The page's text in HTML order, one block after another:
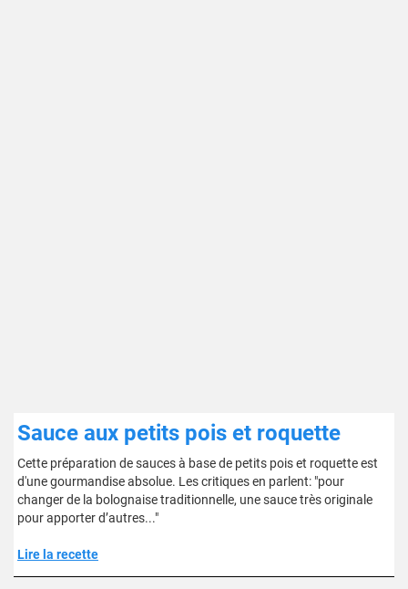
Sauce aux petits pois et roquette
Cette préparation de sauces à base de petits pois et roquette est
d'une gourmandise absolue. Les critiques en parlent: "pour
changer de la bolognaise traditionnelle, une sauce très originale
pour apporter d’autres..."
Lire la recette